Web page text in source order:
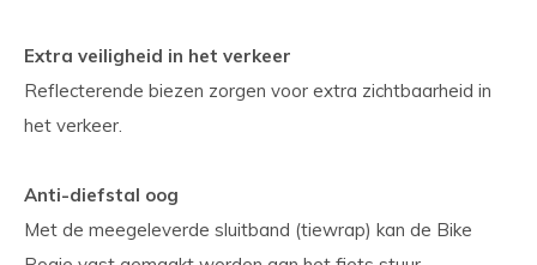
Extra veiligheid in het verkeer
Reflecterende biezen zorgen voor extra zichtbaarheid in
het verkeer.
Anti-diefstal oog
Met de meegeleverde sluitband (tiewrap) kan de Bike